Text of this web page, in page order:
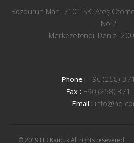
Bozburun Mah. 7101 SK. Ateş
No:2
Merkezefendi, Denizli
Phone : +90 (258)
Fax : +90 (258) 371
Email :
© 2019 HD Kauçuk All rights resevered.